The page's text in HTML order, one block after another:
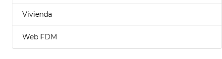
Vivienda
Web FDM